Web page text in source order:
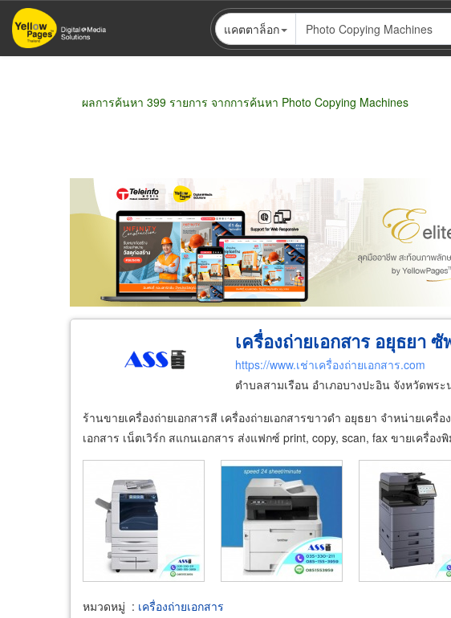
ข้าม
ไป
แคตตาล็อก
ผลการค้นหา 399 รายการ จากการค้นหา Photo Copying Machines
ขายส่ง ขายปลีก ผู้ผลิต ตัวแทนจัดจำหน่าย ผู้ส่งออก/
เครื่องถ่ายเอกสาร อยุธยา
https://www.เช่าเครื่องถ่ายเอกสาร.com
ตำบลสามเรือน อำเภอบางปะอิน จังหวัดพร
ร้านขายเครื่องถ่ายเอกสารสี เครื่องถ่ายเอกสารขาวดำ อยุธยา จำหน่ายเค
เอกสาร เน็ตเวิร์ก สแกนเอกสาร ส่งแฟกซ์ print, copy, scan, fax ขายเครื่อ
หมวดหมู่ : เครื่องถ่ายเอกสาร
Pagination